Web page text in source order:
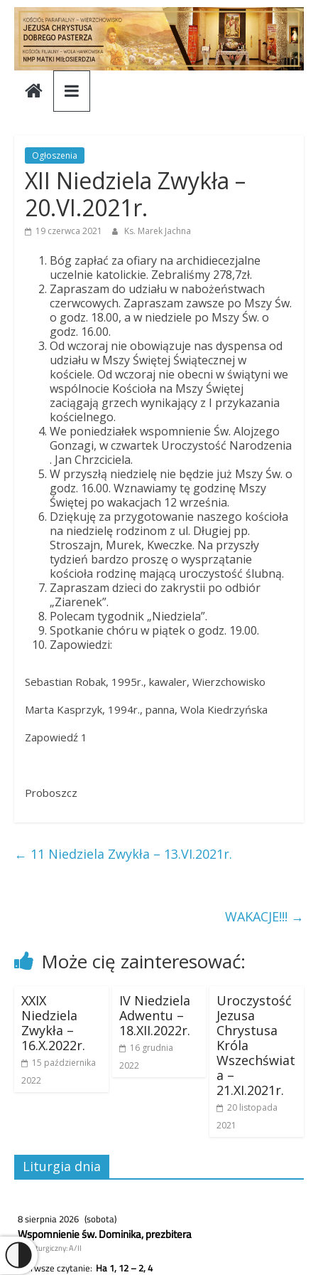
Skip
content
Parafia
Chrystusa
Dobrego
Pasterza
Parafia
Jezusa
Chrystusa
Dobrego
Pasterza
Ogłoszenia
XII Niedziela Zwykła –
20.VI.2021r.
19 czerwca 2021 Ks. Marek Jachna
Bóg zapłać za ofiary na archidiecezjalne
uczelnie katolickie. Zebraliśmy 278,7zł.
Zapraszam do udziału w nabożeństwach
czerwcowych. Zapraszam zawsze po Mszy Św.
o godz. 18.00, a w niedziele po Mszy Św. o
godz. 16.00.
Od wczoraj nie obowiązuje nas dyspensa od
udziału w Mszy Świętej Świątecznej w
kościele. Od wczoraj nie obecni w świątyni we
wspólnocie Kościoła na Mszy Świętej
zaciągają grzech wynikający z I przykazania
kościelnego.
We poniedziałek wspomnienie Św. Alojzego
Gonzagi, w czwartek Uroczystość Narodzenia
. Jan Chrzciciela.
W przyszłą niedzielę nie będzie już Mszy Św. o
godz. 16.00. Wznawiamy tę godzinę Mszy
Świętej po wakacjach 12 września.
Dziękuję za przygotowanie naszego kościoła
na niedzielę rodzinom z ul. Długiej pp.
Stroszajn, Murek, Kweczke. Na przyszły
tydzień bardzo proszę o wysprzątanie
kościoła rodzinę mającą uroczystość ślubną.
Zapraszam dzieci do zakrystii po odbiór
„Ziarenek”.
Polecam tygodnik „Niedziela”.
Spotkanie chóru w piątek o godz. 19.00.
Zapowiedzi:
Sebastian Robak, 1995r., kawaler, Wierzchowisko
Marta Kasprzyk, 1994r., panna, Wola Kiedrzyńska
Zapowiedź 1
Proboszcz
← 11 Niedziela Zwykła – 13.VI.2021r.
WAKACJE!!! →
Może cię zainteresować:
XXIX
Niedziela
Zwykła –
16.X.2022r.
15 października
2022
IV Niedziela
Adwentu –
18.XII.2022r.
16 grudnia
2022
Uroczystość
Jezusa
Chrystusa
Króla
Wszechświat
a –
21.XI.2021r.
20 listopada
2021
Liturgia dnia